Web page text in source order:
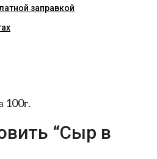
заправкой
100г.
“Сыр в